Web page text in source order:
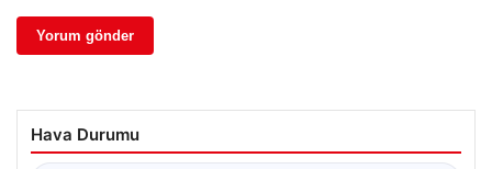
Hava Durumu